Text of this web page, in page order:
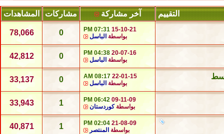
التقييم آخر مشاركة مشاركات المشاهدات
15-10-21
07:31 PM
بواسطة الباسل 0
78,066
20-07-16
04:38 PM
بواسطة الباسل 0
42,812
22-01-15
08:17 AM
بواسطة الباسل 0
33,137
09-11-09
06:42 PM
بواسطةكوردستان 1
33,943
21-08-09
02:04 PM
بواسطة المنتصر 1
40,871